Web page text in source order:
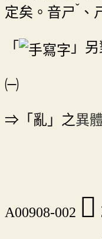
定矣。音ㄕˇ 、
「 」
㈠
⇒「亂」之異
A00908-002 𠃭